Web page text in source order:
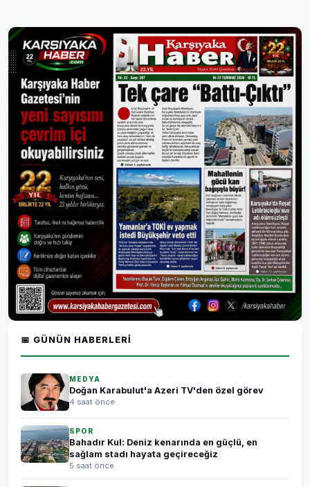
📅 GÜNÜN HABERLERI
MEDYA
Doğan Karabulut'a Azeri TV'den özel görev
4 saat önce
SPOR
Bahadır Kul: Deniz kenarında en güçlü, en
sağlam stadı hayata geçireceğiz
5 saat önce